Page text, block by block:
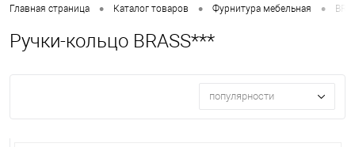
Главная страница • Каталог товаров • Фурнитура мебельная •
Ручки-кольцо BRASS***
популярности